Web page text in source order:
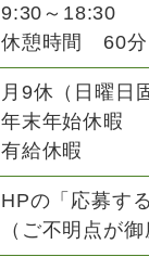
9:30～18:30
休憩時間 60分
月9休（日曜
年末年始休暇
有給休暇
HPの「応募す
（ご不明点が